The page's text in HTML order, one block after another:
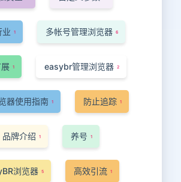
业 1 多帐号管理浏览器 6
1 easybr管理浏览器 2
器使用指南 1 防止追踪 1
品牌介绍 1 养号 1
浏览器 5 高效引流 1